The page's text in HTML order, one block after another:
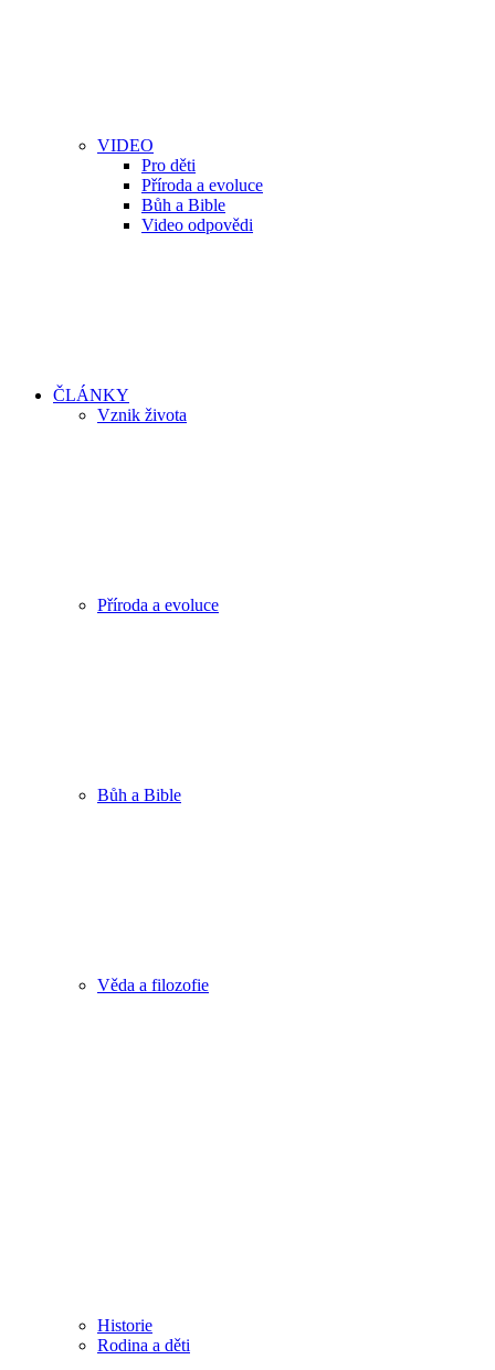
VIDEO
Pro děti
Příroda a evoluce
Bůh a Bible
Video odpovědi
ČLÁNKY
Vznik života
Příroda a evoluce
Bůh a Bible
Věda a filozofie
Historie
Rodina a děti